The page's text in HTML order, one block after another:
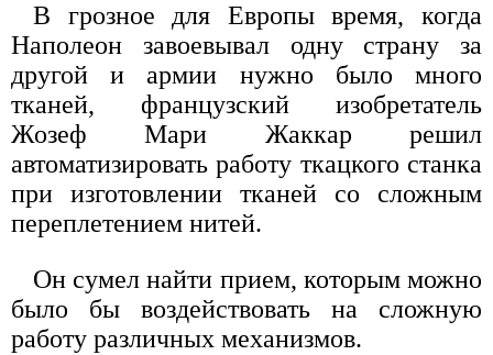
В грозное для Европы время, когда
Наполеон завоевывал одну страну за
другой и армии нужно было много
тканей, французский изобретатель
Жозеф Мари Жаккар решил
автоматизировать работу ткацкого станка
при изготовлении тканей со сложным
переплетением нитей.
Он сумел найти прием, которым можно
было бы воздействовать на сложную
работу различных механизмов.